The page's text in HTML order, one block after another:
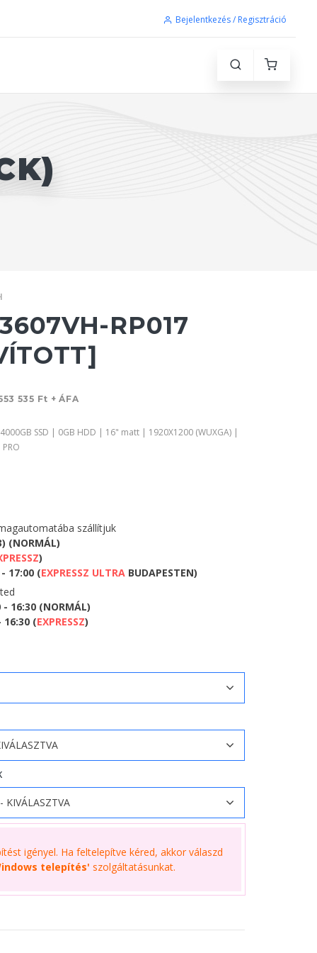
Bejelentkezés / Regisztráció
RP017
535 Ft + ÁFA
SSD | 0GB HDD | 16" matt | 1920X1200 (WUXGA) |
szállítjuk
(NORMÁL)
)
17:00 (EXPRESSZ ULTRA BUDAPESTEN)
- 16:30 (NORMÁL)
16:30 (EXPRESSZ)
igényel. Ha feltelepítve kéred, akkor válaszd
telepítés' szolgáltatásunkat.